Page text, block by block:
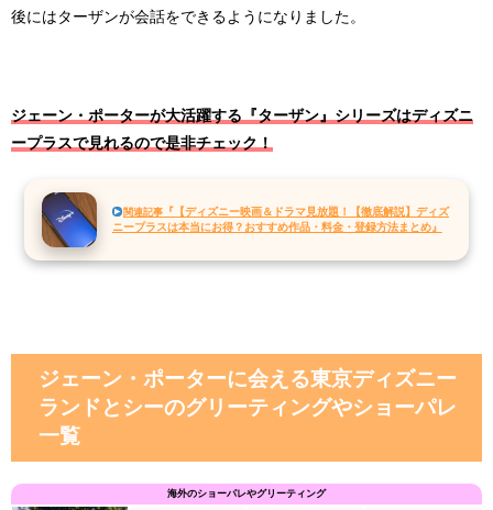
後にはターザンが会話をできるようになりました。
ジェーン・ポーターが大活躍する『ターザン』シリーズはディズニ
ープラスで見れるので是非チェック！
関連記事 『【ディズニー映画＆ドラマ見放題！【徹底解説】ディズ
ニープラスは本当にお得？おすすめ作品・料金・登録方法まとめ』
ジェーン・ポーターに会える東京ディズニー
ランドとシーのグリーティングやショーパレ
一覧
海外のショーパレやグリーティング